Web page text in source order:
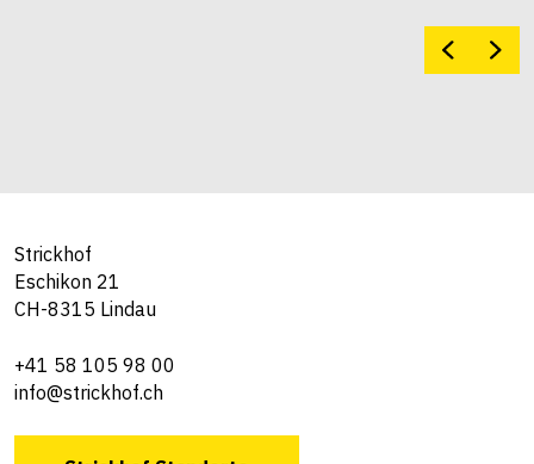
Strickhof
Eschikon 21
CH-8315 Lindau
+41 58 105 98 00
info@strickhof.ch